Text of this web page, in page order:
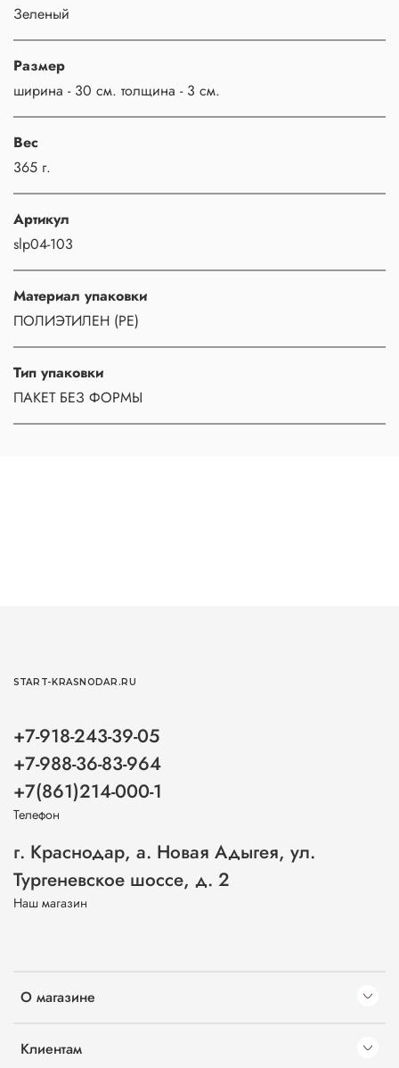
Зеленый
Размер
ширина - 30 см. толщина - 3 см.
Вес
365 г.
Артикул
slp04-103
Материал упаковки
ПОЛИЭТИЛЕН (PE)
Тип упаковки
ПАКЕТ БЕЗ ФОРМЫ
О магазине
Клиентам
START-KRASNODAR.RU
+7-918-243-39-05
+7-988-36-83-964
+7(861)214-000-1
Телефон
г. Краснодар, а. Новая Адыгея, ул.
Тургеневское шоссе, д. 2
Наш магазин